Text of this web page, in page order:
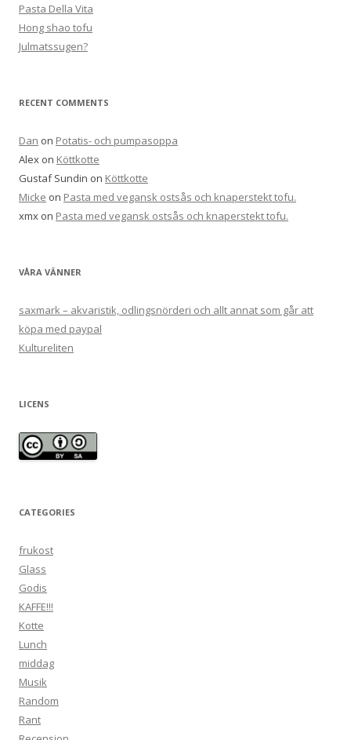
Pasta Della Vita
Hong shao tofu
Julmatssugen?
RECENT COMMENTS
Dan on Potatis- och pumpasoppa
Alex on Köttkotte
Gustaf Sundin on Köttkotte
Micke on Pasta med vegansk ostsås och knaperstekt tofu.
xmx on Pasta med vegansk ostsås och knaperstekt tofu.
VÅRA VÄNNER
saxmark – akvaristik, odlingsnörderi och allt annat som går att
köpa med paypal
Kultureliten
LICENS
CATEGORIES
frukost
Glass
Godis
KAFFE!!!
Kotte
Lunch
middag
Musik
Random
Rant